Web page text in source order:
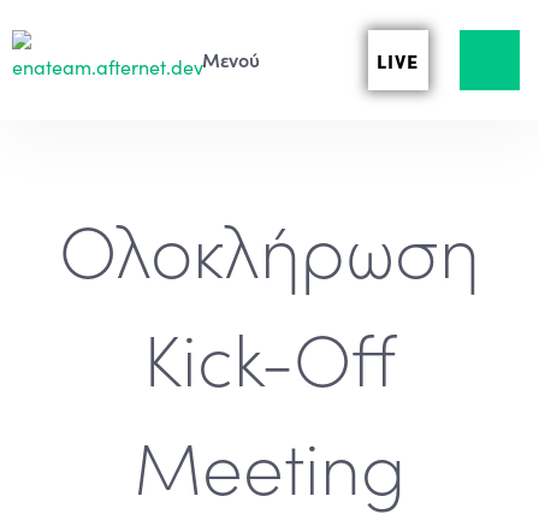
LIVE
Ολοκλήρωση
Kick-Off
Meeting